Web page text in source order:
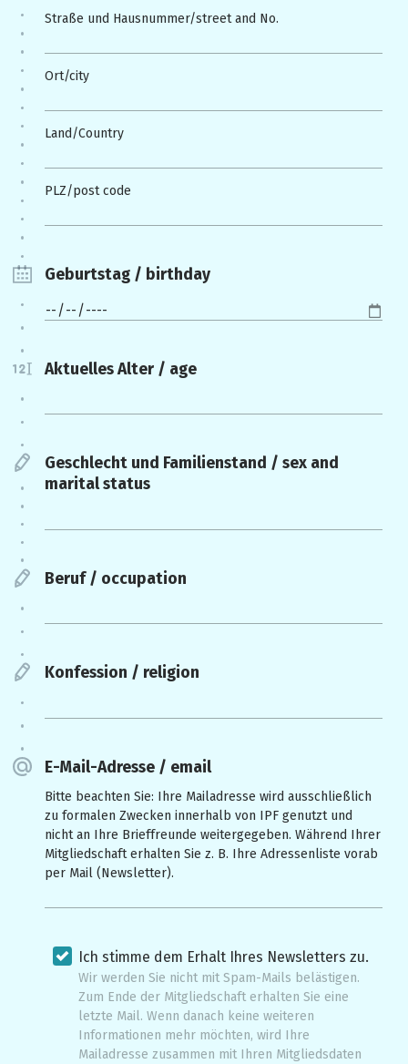
Straße und Hausnummer/street and No.
Ort/city
Land/Country
PLZ/post code
Geburtstag / birthday
Aktuelles Alter / age
Geschlecht und Familienstand / sex and
marital status
Beruf / occupation
Konfession / religion
E-Mail-Adresse / email
Bitte beachten Sie: Ihre Mailadresse wird ausschließlich
zu formalen Zwecken innerhalb von IPF genutzt und
nicht an Ihre Brieffreunde weitergegeben. Während Ihrer
Mitgliedschaft erhalten Sie z. B. Ihre Adressenliste vorab
per Mail (Newsletter).
Ich stimme dem Erhalt Ihres Newsletters zu.
Wir werden Sie nicht mit Spam-Mails belästigen.
Zum Ende der Mitgliedschaft erhalten Sie eine
letzte Mail. Wenn danach keine weiteren
Informationen mehr möchten, wird Ihre
Mailadresse zusammen mit Ihren Mitgliedsdaten